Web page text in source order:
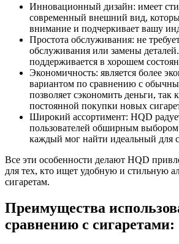
Инновационный дизайн: имеет
современный внешний вид,
внимание и подчеркивает вашу
Простота обслуживания: не
обслуживания или замены
поддерживается в хорошем
Экономичность: является более
вариантом по сравнению с
позволяет сэкономить деньги, так
постоянной покупки новых
Широкий ассортимент: HQD
пользователей обширным
каждый мог найти идеальный для
Все эти особенности делают HQD
для тех, кто ищет удобную и стильную
сигаретам.
Преимущества
сравнению с сигаретами: